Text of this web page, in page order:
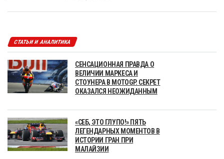
СТАТЬИ И АНАЛИТИКА
СЕНСАЦИОННАЯ ПРАВДА О
ВЕЛИЧИИ МАРКЕСА И
СТОУНЕРА В MOTOGP. СЕКРЕТ
ОКАЗАЛСЯ НЕОЖИДАННЫМ
«СЕБ, ЭТО ГЛУПО!» ПЯТЬ
ЛЕГЕНДАРНЫХ МОМЕНТОВ В
ИСТОРИИ ГРАН ПРИ
МАЛАЙЗИИ